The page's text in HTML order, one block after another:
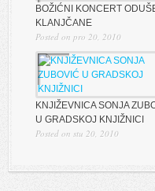
BOŽIĆNI KONCERT
KLANJČANE
Posted on pro 20, 2010
KNJIŽEVNICA SONJA
U GRADSKOJ KNJIŽNICI
Posted on stu 20, 2010